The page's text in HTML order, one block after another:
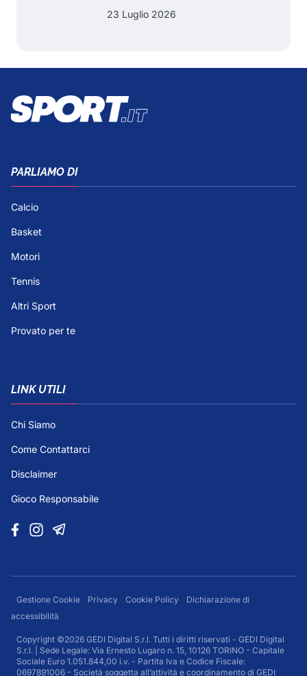
23 Luglio 2026
PARLIAMO DI
Calcio
Basket
Motori
Tennis
Altri Sport
Provato per te
LINK UTILI
Chi Siamo
Come Contattarci
Disclaimer
Gioco Responsabile
Gestione Cookie Privacy Cookie Policy
Dichiarazione di
accessibilità
Copyright ©2026 GEDI Digital S.r.l. Tutti i diritti riservati - GEDI Digital
S.r.l. | Sede Legale: Via Ernesto Lugaro n. 15, 10126 TORINO - Capitale
Sociale Euro 1.051.844,00 i.v. - Partita Iva e Codice Fiscale:
0697891006 - Società soggetta all’attività e coordinamento di GEDI